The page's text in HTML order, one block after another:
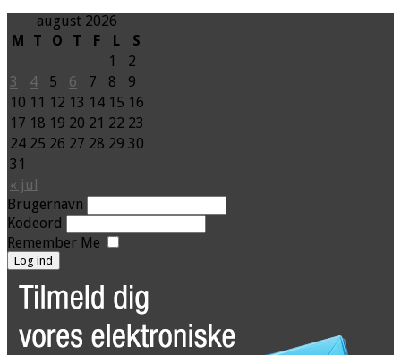
august 2026
M
T O T F L S
« jul
1
2
3
4 5 6 7 8
9
10 11 12 13 14 15 16
17 18 19 20 21 22 23
24 25 26 27 28 29 30
31
Brugernavn
Kodeord
Remember Me